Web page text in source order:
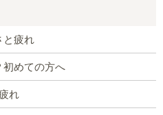
と疲れ
初めての方へ
れ